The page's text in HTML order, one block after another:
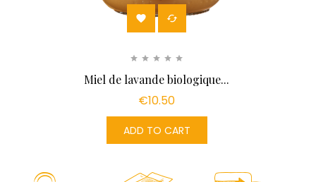
 
Miel de lavande biologique...
€10.50
ADD TO CART